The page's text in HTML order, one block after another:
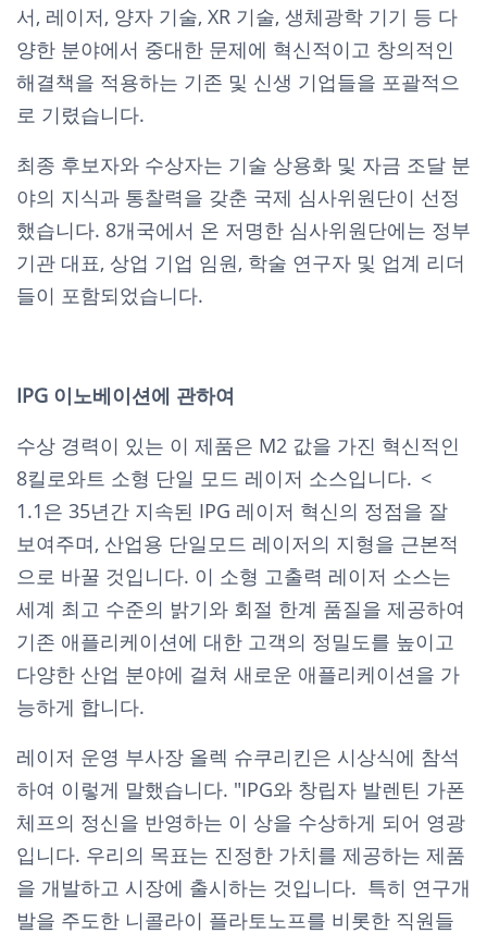
서, 레이저, 양자 기술, XR 기술, 생체광학 기기 등 다
양한 분야에서 중대한 문제에 혁신적이고 창의적인
해결책을 적용하는 기존 및 신생 기업들을 포괄적으
로 기렸습니다.
최종 후보자와 수상자는 기술 상용화 및 자금 조달 분
야의 지식과 통찰력을 갖춘 국제 심사위원단이 선정
했습니다. 8개국에서 온 저명한 심사위원단에는 정부
기관 대표, 상업 기업 임원, 학술 연구자 및 업계 리더
들이 포함되었습니다.
IPG 이노베이션에 관하여
수상 경력이 있는 이 제품은 M2 값을 가진 혁신적인
8킬로와트 소형 단일 모드 레이저 소스입니다. <
1.1은 35년간 지속된 IPG 레이저 혁신의 정점을 잘
보여주며, 산업용 단일모드 레이저의 지형을 근본적
으로 바꿀 것입니다. 이 소형 고출력 레이저 소스는
세계 최고 수준의 밝기와 회절 한계 품질을 제공하여
기존 애플리케이션에 대한 고객의 정밀도를 높이고
다양한 산업 분야에 걸쳐 새로운 애플리케이션을 가
능하게 합니다.
레이저 운영 부사장 올렉 슈쿠리킨은 시상식에 참석
하여 이렇게 말했습니다. "IPG와 창립자 발렌틴 가폰
체프의 정신을 반영하는 이 상을 수상하게 되어 영광
입니다. 우리의 목표는 진정한 가치를 제공하는 제품
을 개발하고 시장에 출시하는 것입니다. 특히 연구개
발을 주도한 니콜라이 플라토노프를 비롯한 직원들